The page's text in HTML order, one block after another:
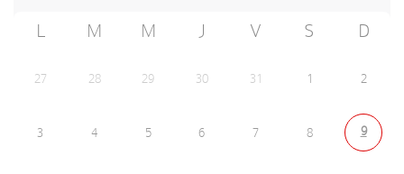
L M M J V S D
27 28 29 30 31 1 2
3 4 5 6 7 8 9